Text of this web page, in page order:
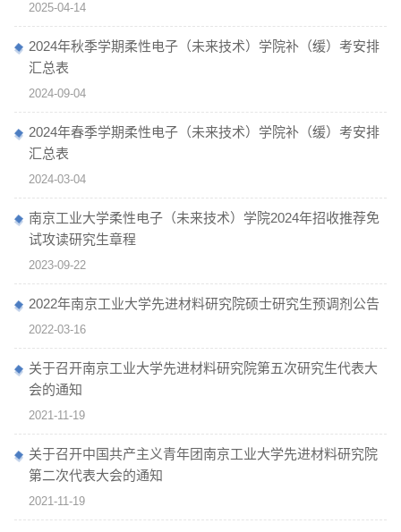
2025-04-14
2024年秋季学期柔性电子（未来技术）学院补（缓）考安排
汇总表
2024-09-04
2024年春季学期柔性电子（未来技术）学院补（缓）考安排
汇总表
2024-03-04
南京工业大学柔性电子（未来技术）学院2024年招收推荐免
试攻读研究生章程
2023-09-22
2022年南京工业大学先进材料研究院硕士研究生预调剂公告
2022-03-16
关于召开南京工业大学先进材料研究院第五次研究生代表大
会的通知
2021-11-19
关于召开中国共产主义青年团南京工业大学先进材料研究院
第二次代表大会的通知
2021-11-19